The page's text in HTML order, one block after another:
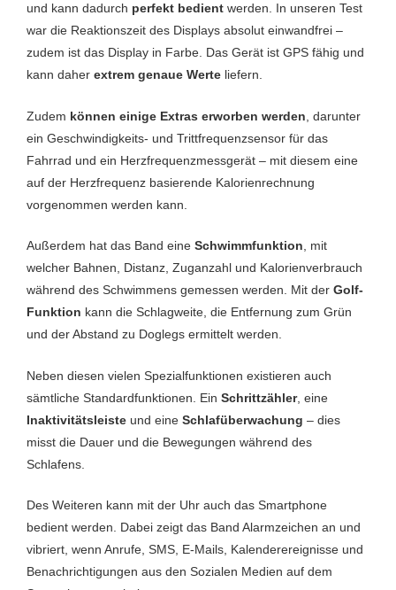
und kann dadurch perfekt bedient werden. In unseren Test
war die Reaktionszeit des Displays absolut einwandfrei –
zudem ist das Display in Farbe. Das Gerät ist GPS fähig und
kann daher extrem genaue Werte liefern.
Zudem können einige Extras erworben werden , darunter
ein Geschwindigkeits- und Trittfrequenzsensor für das
Fahrrad und ein Herzfrequenzmessgerät – mit diesem eine
auf der Herzfrequenz basierende Kalorienrechnung
vorgenommen werden kann.
Außerdem hat das Band eine Schwimmfunktion, mit
welcher Bahnen, Distanz, Zuganzahl und Kalorienverbrauch
während des Schwimmens gemessen werden. Mit der Golf-
Funktion kann die Schlagweite, die Entfernung zum Grün
und der Abstand zu Doglegs ermittelt werden.
Neben diesen vielen Spezialfunktionen existieren auch
sämtliche Standardfunktionen. Ein Schrittzähler, eine
Inaktivitätsleiste und eine Schlafüberwachung – dies
misst die Dauer und die Bewegungen während des
Schlafens.
Des Weiteren kann mit der Uhr auch das Smartphone
bedient werden. Dabei zeigt das Band Alarmzeichen an und
vibriert, wenn Anrufe, SMS, E-Mails, Kalenderereignisse und
Benachrichtigungen aus den Sozialen Medien auf dem